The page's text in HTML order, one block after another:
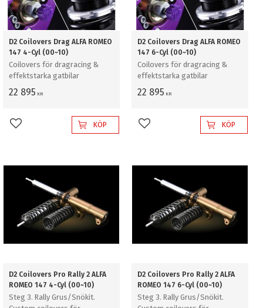
D2 Coilovers Drag ALFA ROMEO
147 4-Cyl (00~10)
Coilovers för dragracing &
effektstarka gatbilar
22 895 KR
Lägg till i favoriterKÖP
D2 Coilovers Drag ALFA ROMEO
147 6-Cyl (00~10)
Coilovers för dragracing &
effektstarka gatbilar
22 895 KR
Lägg till i favoriterKÖP
D2 Coilovers Pro Rally 2 ALFA
ROMEO 147 4-Cyl (00~10)
Steg 3. Rally Grus/Snökit.
D2 Coilovers Pro Rally 2 ALFA
ROMEO 147 6-Cyl (00~10)
Steg 3. Rally Grus/Snökit.